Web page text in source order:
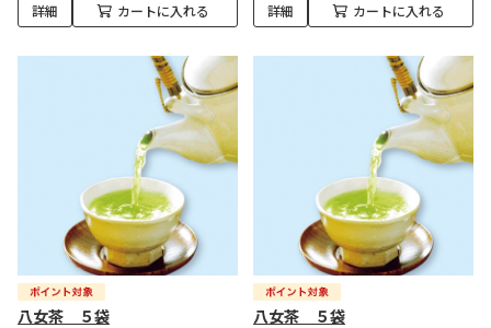
詳細 カートに入れる 詳細 カートに入れる
八女茶 ５袋 八女茶 ５袋